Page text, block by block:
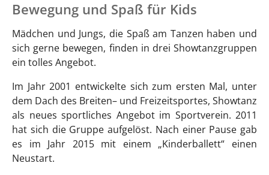
Bewegung und Spaß für Kids
Mädchen und Jungs, die Spaß am Tanzen haben und
sich gerne bewegen, finden in drei Showtanzgruppen
ein tolles Angebot.
Im Jahr 2001 entwickelte sich zum ersten Mal, unter
dem Dach des Breiten– und Freizeitsportes, Showtanz
als neues sportliches Angebot im Sportverein. 2011
hat sich die Gruppe aufgelöst. Nach einer Pause gab
es im Jahr 2015 mit einem „Kinderballett“ einen
Neustart.